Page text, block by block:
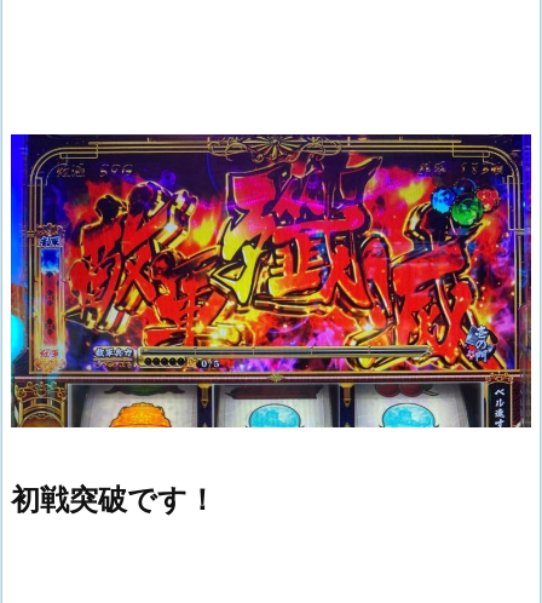
初戦突破です！